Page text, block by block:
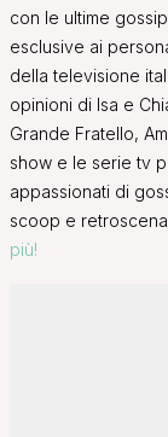
con le ultime
esclusive ai
della televisione
opinioni di Isa e
Grande Fratello,
show e le serie tv
appassionati di
scoop e
più!